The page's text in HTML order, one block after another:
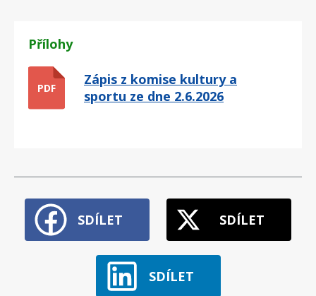
Přílohy
PDF
Zápis z komise kultury a
sportu ze dne 2.6.2026
SDÍLET SDÍLET
SDÍLET